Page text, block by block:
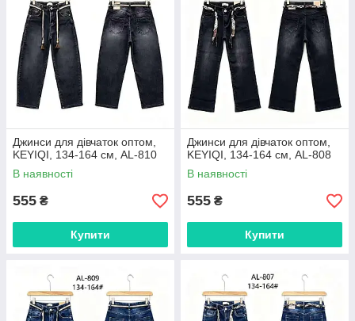
Джинси для дівчаток оптом,
KEYIQI, 134-164 см, AL-810
В наявності
555 ₴
Купити
Джинси для дівчаток оптом,
KEYIQI, 134-164 см, AL-808
В наявності
555 ₴
Купити